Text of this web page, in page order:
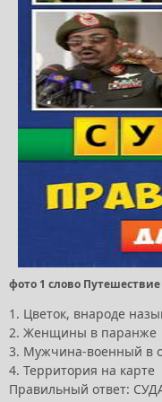
фото 1 слово Путешествие
1. Цветок, внароде
2. Женщины в паранже
3. Мужчина-военный в
4. Территория на карте
Правильный ответ: